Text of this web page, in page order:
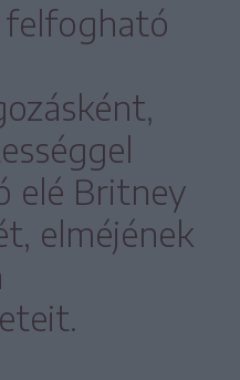
elé Britney
elméjének